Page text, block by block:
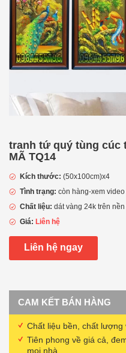
tranh tứ quý tùng cúc
MÃ TQ14
Kích thước: (50x100cm)x4
Tình trạng: còn hàng-xem
Chất liệu: dát vàng 24k trên
Giá: Liên hệ
Liên hệ ngay
CAM KẾT BÁN HÀNG
Chất liệu bền, chất
Tiên phong về giá cả,
mọi nhà